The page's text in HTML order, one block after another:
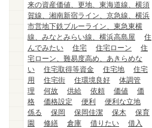
来の資産価値、更地、東海道線、横須
賀線、湘南新宿ライン、京急線、横浜
市営地下鉄ブルーライン、東急東横
線、みなとみらい線、横浜高島屋
住
んでみたい
住宅 住宅ローン
住
宅ローン、難易度高め、あきらめな
い
住宅取得等資金 住宅地
住宅
用
住宅街 住環境良好
体調管
理
何故 供給 依頼 価値
価
格
価格設定 便利
便利な立地
係る
保岡 保岡佳潔 保木
保育
園
修繕 倉庫 借りたい
借入